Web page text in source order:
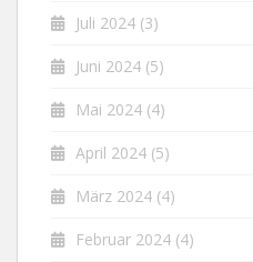
Juli 2024 (3)
Juni 2024 (5)
Mai 2024 (4)
April 2024 (5)
März 2024 (4)
Februar 2024 (4)